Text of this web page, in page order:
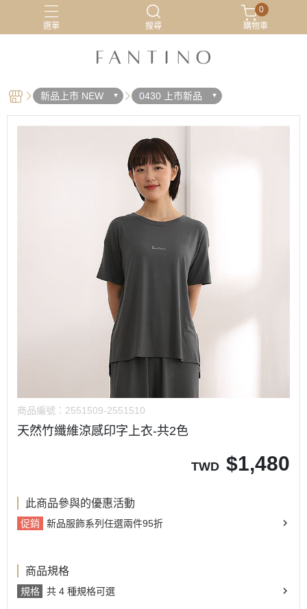
選單 搜尋
居家服 最新活動 有機棉 睡衣
0
購物車
新品上市 NEW 0430 上市新品
商品編號： 2551509-2551510
天然竹纖維涼感印字上衣-共2色
TWD $1,480
此商品參與的優惠活動
促銷 新品服飾系列任選兩件95折
商品規格
規格 共 4 種規格可選